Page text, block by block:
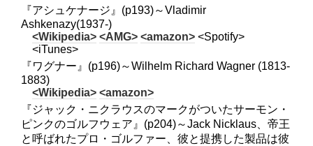
『アシュケナージ』(p193)～Vladimir
Ashkenazy(1937-)
<Wikipedia> <AMG> <amazon> <Spotify>
<iTunes>
『ワグナー』(p196)～Wilhelm Richard Wagner (1813-
1883)
<Wikipedia> <amazon>
『ジャック・ニクラウスのマークがついたサーモン・
ピンクのゴルフウェア』(p204)～Jack Nicklaus、帝王
と呼ばれたプロ・ゴルファー、彼と提携した製品は彼